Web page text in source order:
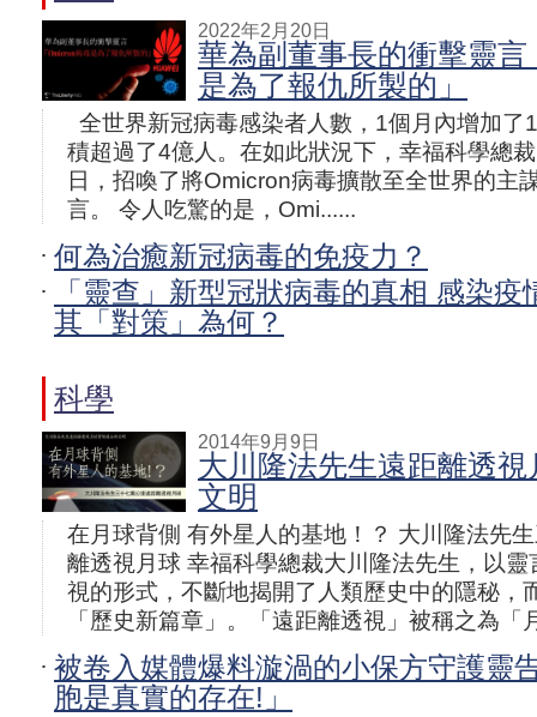
2022年2月20日
華為副董事長的衝擊靈
是為了報仇所製的」
全世界新冠病毒感染者人數，1個月內增加了
積超過了4億人。在如此狀況下，幸福科學總
日，招喚了將Omicron病毒擴散至全世界的主
言。 令人吃驚的是，Omi......
何為治癒新冠病毒的免疫力？
「靈查」新型冠狀病毒的真相 感染
其「對策」為何？
科學
2014年9月9日
大川隆法先生遠距離透
文明
在月球背側 有外星人的基地！？ 大川隆法先
離透視月球 幸福科學總裁大川隆法先生，以
視的形式，不斷地揭開了人類歷史中的隱秘，
「歷史新篇章」。「遠距離透視」被稱之為「
被卷入媒體爆料漩渦的小保方守護
胞是真實的存在!」